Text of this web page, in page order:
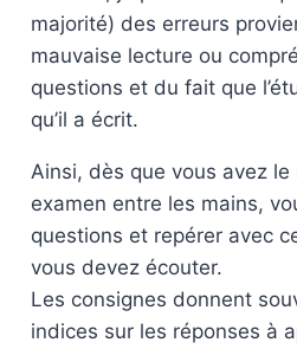
majorité) des erreurs
mauvaise lecture ou
questions et du fait que
qu’il a écrit.
Ainsi, dès que vous avez
examen entre les mains,
questions et repérer avec
vous devez écouter.
Les consignes donnent
indices sur les réponses à